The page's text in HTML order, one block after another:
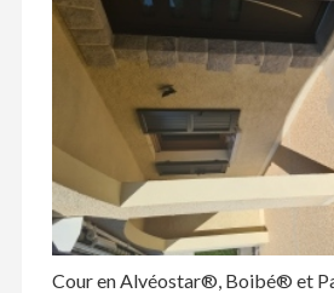
Cour en Alvéostar®, Boibé® et